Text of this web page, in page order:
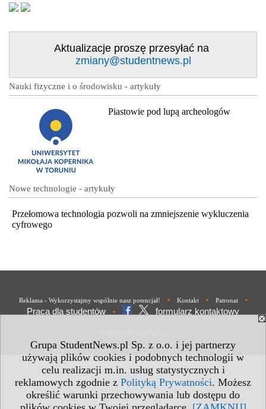
Grupa StudentNews.pl Sp. z o.o. i jej partnerzy
używają plików cookies i podobnych technologii w
celu realizacji m.in. usług statystycznych i
reklamowych zgodnie z Polityką Prywatności. Możesz
określić warunki przechowywania lub dostępu do
Aktualizacje proszę przesyłać na
zmiany@studentnews.pl
Nauki fizyczne i o środowisku - artykuły
Piastowie pod lupą archeologów
Nowe technologie - artykuły
Przełomowa technologia pozwoli na zmniejszenie wykluczenia
cyfrowego
Reklama - Wykorzystajmy wspólnie nasz potencjał! • Kontakt • Patronat •
Praca dla studentów • formularz kontaktowy